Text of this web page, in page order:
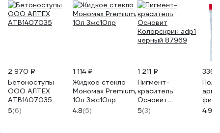
2 970 ₽
Бетоноступы
ООО АЛТЕХ
АТВ1407035
5(6)
1 114 ₽
Жидкое стекло
Мономах Premium,
10л 3жс10пр
4.8(5)
1 211 ₽
Пигмент-
краситель
Основит
Колорскрин adp1
черный 87969
5(3)
336
мм,
4.9